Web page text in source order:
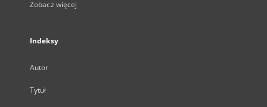
Zobacz więcej
Indeksy
Autor
Tytuł